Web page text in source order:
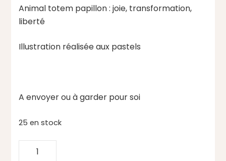
Animal totem papillon : joie, transformation,
liberté
Illustration réalisée aux pastels
A envoyer ou à garder pour soi
25 en stock
quantité